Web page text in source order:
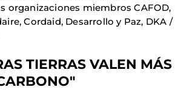
organizaciones miembros CAFOD,
Cordaid, Desarrollo y Paz, DKA /
TIERRAS VALEN MÁS